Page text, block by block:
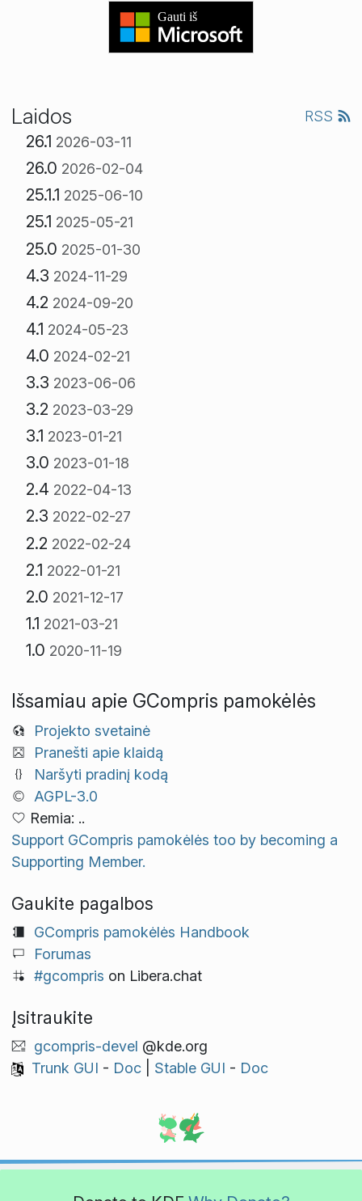
Laidos RSS
26.1 2026-03-11
26.0 2026-02-04
25.1.1 2025-06-10
25.1 2025-05-21
25.0 2025-01-30
4.3 2024-11-29
4.2 2024-09-20
4.1 2024-05-23
4.0 2024-02-21
3.3 2023-06-06
3.2 2023-03-29
3.1 2023-01-21
3.0 2023-01-18
2.4 2022-04-13
2.3 2022-02-27
2.2 2022-02-24
2.1 2022-01-21
2.0 2021-12-17
1.1 2021-03-21
1.0 2020-11-19
Išsamiau apie GCompris pamokėlės
Projekto svetainė
Pranešti apie klaidą
Naršyti pradinį kodą
AGPL-3.0
Remia: ..
Support GCompris pamokėlės too by becoming a
Supporting Member.
Gaukite pagalbos
GCompris pamokėlės Handbook
Forumas
#gcompris on Libera.chat
Įsitraukite
gcompris-devel @kde.org
Trunk GUI - Doc| Stable GUI - Doc